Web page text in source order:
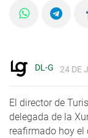
DL-G 24 DE
El director de
delegada de la
reafirmado hoy